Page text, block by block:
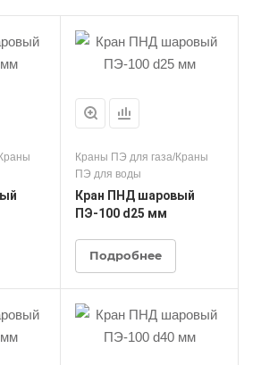
Краны ПЭ для газа/Краны
ПЭ для воды
Кран ПНД шаровый
ПЭ-100 d25 мм
Подробнее